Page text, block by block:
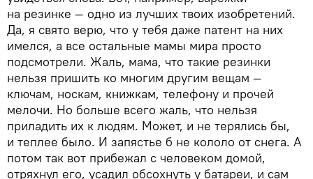
на резинке — одно из лучших твоих изобретений.
Да, я свято верю, что у тебя даже патент на них
имелся, а все остальные мамы мира просто
подсмотрели. Жаль, мама, что такие резинки
нельзя пришить ко многим другим вещам —
ключам, носкам, книжкам, телефону и прочей
мелочи. Но больше всего жаль, что нельзя
приладить их к людям. Может, и не терялись бы,
и теплее было. И запястье б не кололо от снега. А
потом так вот прибежал с человеком домой,
отряхнул его, усадил обсохнуть у батареи, и сам